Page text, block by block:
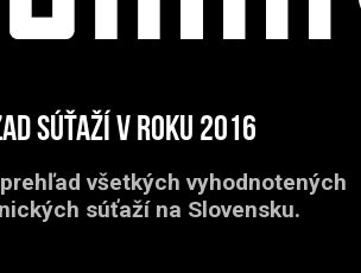
súťaží v roku 2016
všetkých vyhodnotených
súťaží na Slovensku.